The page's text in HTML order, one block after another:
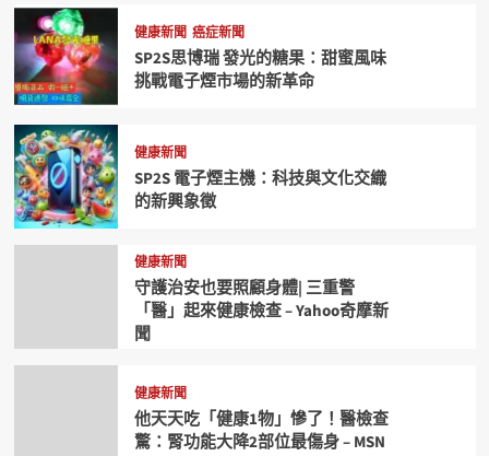
健康新聞 癌症新聞
SP2S思博瑞 發光的糖果：甜蜜風味
挑戰電子煙市場的新革命
健康新聞
SP2S 電子煙主機：科技與文化交織
的新興象徵
健康新聞
守護治安也要照顧身體| 三重警
「醫」起來健康檢查 – Yahoo奇摩新
聞
健康新聞
他天天吃「健康1物」慘了！醫檢查
驚：腎功能大降2部位最傷身 – MSN